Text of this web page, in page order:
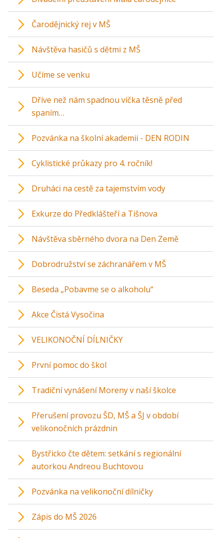
Čarodějnický rej v MŠ
Návštěva hasičů s dětmi z MŠ
Učíme se venku
Dříve než nám spadnou víčka těsně před
spaním…
Pozvánka na školní akademii - DEN RODIN
Cyklistické průkazy pro 4. ročník!
Druháci na cestě za tajemstvím vody
Exkurze do Předklášteří a Tišnova
Návštěva sběrného dvora na Den Země
Dobrodružství se záchranářem v MŠ
Beseda „Pobavme se o alkoholu“
Akce Čistá Vysočina
VELIKONOČNÍ DÍLNIČKY
První pomoc do škol
Tradiční vynášení Moreny v naší školce
Přerušení provozu ŠD, MŠ a ŠJ v období
velikonočních prázdnin
Bystřicko čte dětem: setkání s regionální
autorkou Andreou Buchtovou
Pozvánka na velikonoční dílničky
Zápis do MŠ 2026